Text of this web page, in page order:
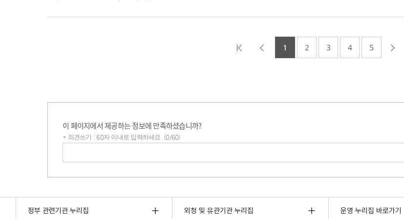
1 2 3 4 5
이 페이지에서 제공하는 정보에 만족하셨습니까?
* 의견쓰기 : 60자 이내로 입력하세요. (0/60)
정부 관련기관 누리집 외청 및 유관기관 누리집 운영 누리집 바로가기